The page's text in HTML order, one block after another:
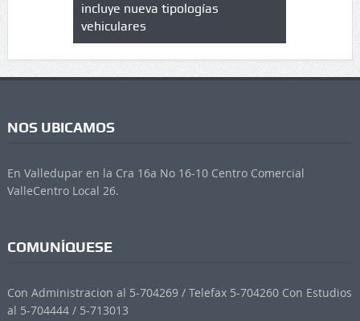
incluye nueva tipologías
vehiculares
NOS UBICAMOS
En Valledupar en la Cra 16a No 16-10 Centro Comercial
ValleCentro Local 26.
COMUNÍQUESE
Con Administracion al 5-704269 / Telefax 5-704260 Con Estudios
al 5-704444 / 5-713013